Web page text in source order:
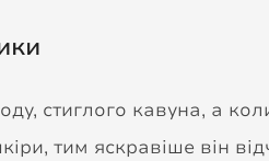
стиглого кавуна, а
тим яскравіше він